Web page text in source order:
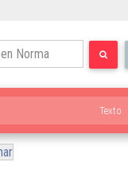
Texto